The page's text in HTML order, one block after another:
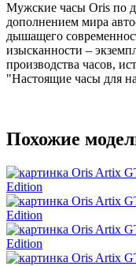
Мужские часы Oris по
дополнением мира
дышащего
изысканности –
производства часов,
"Настоящие часы для
Похожие